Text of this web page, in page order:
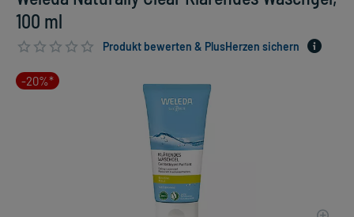
100 ml
Produkt bewerten & PlusHerzen sichern
-20%*